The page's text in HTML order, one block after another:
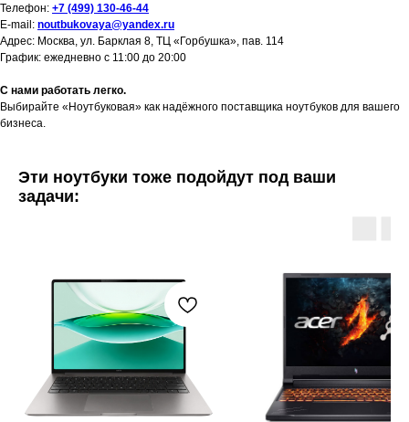
Телефон: +7 (499) 130-46-44
E-mail: noutbukovaya@yandex.ru
Адрес: Москва, ул. Барклая 8, ТЦ «Горбушка», пав. 114
График: ежедневно с 11:00 до 20:00
С нами работать легко.
Выбирайте «Ноутбуковая» как надёжного поставщика ноутбуков для вашего
бизнеса.
Эти ноутбуки тоже подойдут под ваши
задачи: